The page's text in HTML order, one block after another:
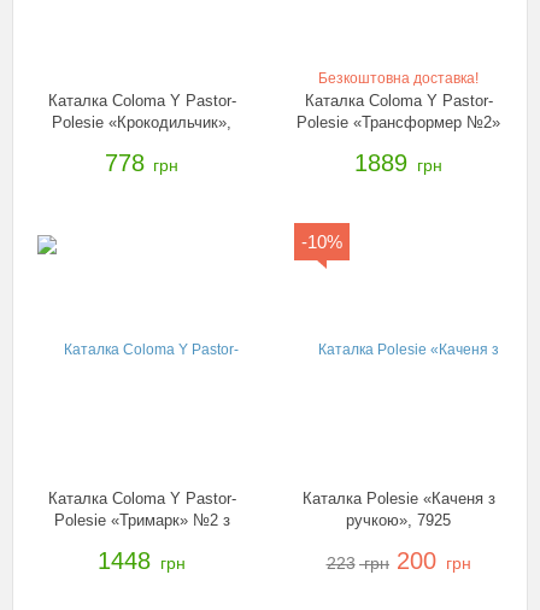
Каталка Coloma Y Pastor-
Polesie «Крокодильчик»,
778 грн
Безкоштовна доставка!
Каталка Coloma Y Pastor-
Polesie «Трансформер №2»
ремінцем, 46314
1889 грн
Каталка Coloma Y Pastor-
Polesie «Тримарк» №2 з
1448 грн
-10%
Каталка Polesie «Каченя з
ручкою», 7925
223 грн 200 грн